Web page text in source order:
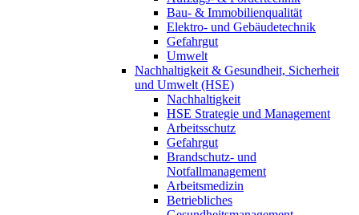
Bau- & Immobilienqualität
Elektro- und Gebäudetechnik
Gefahrgut
Umwelt
Nachhaltigkeit & Gesundheit, Sicherheit
und Umwelt (HSE)
Nachhaltigkeit
HSE Strategie und Management
Arbeitsschutz
Gefahrgut
Brandschutz- und
Notfallmanagement
Arbeitsmedizin
Betriebliches